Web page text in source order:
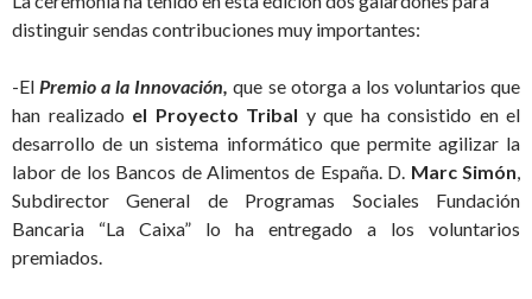
distinguir sendas contribuciones muy importantes:
-ElPremio a la Innovación,que se otorga a los voluntarios que
han realizado el Proyecto Tribal y que ha consistido en el
desarrollo de un sistema informático que permite agilizar la
labor de los Bancos de Alimentos de España. D. Marc Simón,
Subdirector General de Programas Sociales Fundación
Bancaria “La Caixa” lo ha entregado a los voluntarios
premiados.